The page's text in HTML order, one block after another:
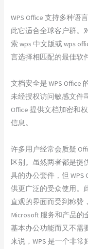
WPS Office 支持多种语
此它适合全球客户群。
索 wps 中文版或 wps
言选择相匹配的最佳软
文档安全是 WPS Office
未经授权访问敏感文件
Office 提供文档加密和
信息。
许多用户经常会质疑
区别。虽然两者都是提
具的办公套件，但
供更广泛的受众使用。
直观的界面而受到称赞
Microsoft 服务和产品
基本办公功能而又不需
来说，WPS 是一个非常